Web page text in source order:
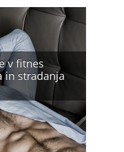
v fitnes
in stradanja